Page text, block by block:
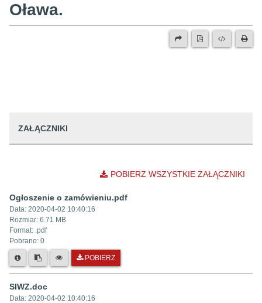
Oława.
ZAŁĄCZNIKI
POBIERZ WSZYSTKIE ZAŁĄCZNIKI
Ogłoszenie o zamówieniu.pdf
Data: 2020-04-02 10:40:16
Rozmiar: 6.71 MB
Format: .pdf
Pobrano: 0
POBIERZ
SIWZ.doc
Data: 2020-04-02 10:40:16